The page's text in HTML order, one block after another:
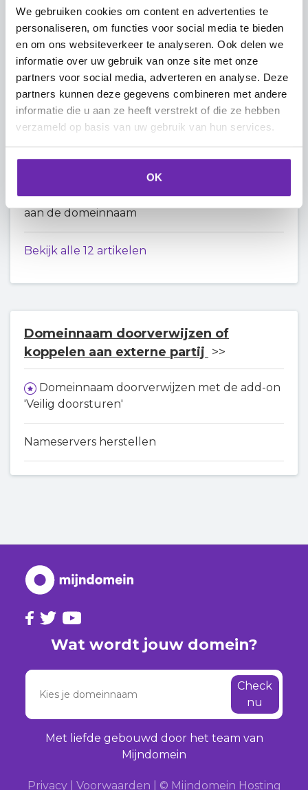
We gebruiken cookies om content en advertenties te
personaliseren, om functies voor social media te bieden
en om ons websiteverkeer te analyseren. Ook delen we
informatie over uw gebruik van onze site met onze
partners voor social media, adverteren en analyse. Deze
partners kunnen deze gegevens combineren met andere
informatie die u aan ze heeft verstrekt of die ze hebben
verzameld op basis van uw gebruik van hun services.
OK
Hoe kan ik mijn domeinnaam bij Mijndomein
koppelen aan Shopify?
Je domeinnaam koppelen aan je Wix-
website via nameservers
Doorverwijzen naar Google Sites website
Nameservers aan Microsoft 365 koppelen
Teamspeak of Minecraft server koppelen
aan de domeinnaam
Bekijk alle 12 artikelen
Domeinnaam doorverwijzen of
koppelen aan externe partij
Domeinnaam doorverwijzen met de add-on
'Veilig doorsturen'
Nameservers herstellen
Wat wordt jouw domein?
Check
nu
Met liefde gebouwd door het team van
Mijndomein
Privacy Voorwaarden © Mijndomein Hosting